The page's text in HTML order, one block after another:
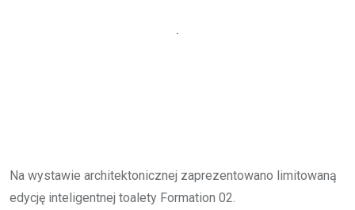
Na wystawie architektonicznej zaprezentowano limitowaną
edycję inteligentnej toalety Formation 02.